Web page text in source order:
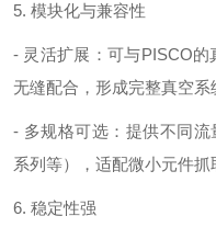
5. 模块化与兼容性
- 灵活扩展：可与PISCO
无缝配合，形成完整真空系
- 多规格可选：提供不同
系列等），适配微小元件抓
6. 稳定性强